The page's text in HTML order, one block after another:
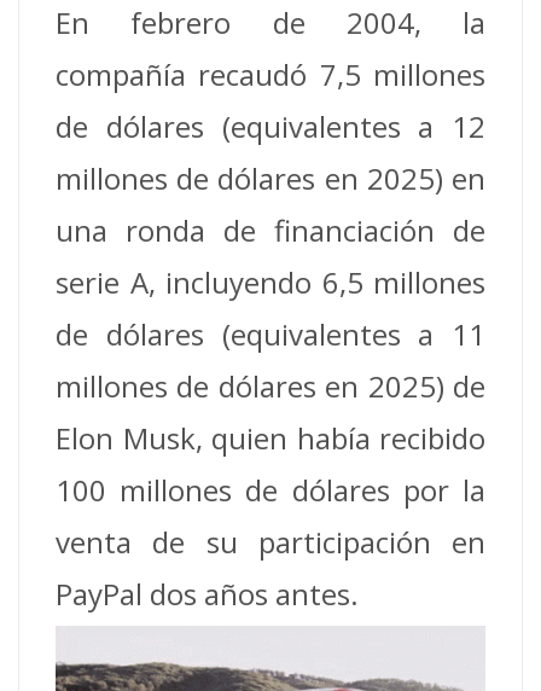
En febrero de 2004, la
compañía recaudó 7,5 millones
de dólares (equivalentes a 12
millones de dólares en 2025) en
una ronda de financiación de
serie A, incluyendo 6,5 millones
de dólares (equivalentes a 11
millones de dólares en 2025) de
Elon Musk, quien había recibido
100 millones de dólares por la
venta de su participación en
PayPal dos años antes.